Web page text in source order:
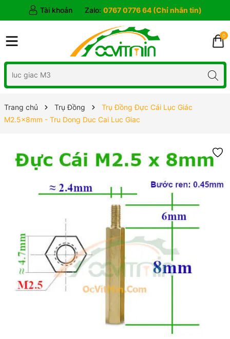
Tài khoản Zalo: 0767 0776 64 (Chỉ nhắn tin)
0
Trang chủ Trụ Đồng
Trụ Đồng Đực Cái Lục Giác
M2.5x8mm - Tru Dong Duc Cai Luc Giac